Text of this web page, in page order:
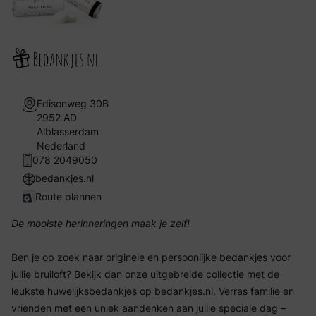
Edisonweg 30B
2952 AD
Alblasserdam
Nederland
078 2049050
bedankjes.nl
Route plannen
De mooiste herinneringen maak je zelf!
Ben je op zoek naar originele en persoonlijke bedankjes voor
jullie bruiloft? Bekijk dan onze uitgebreide collectie met de
leukste huwelijksbedankjes op bedankjes.nl. Verras familie en
vrienden met een uniek aandenken aan jullie speciale dag –